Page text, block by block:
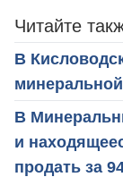
Читайте
В
В
и
продать за